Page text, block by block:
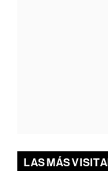
LAS MÁS